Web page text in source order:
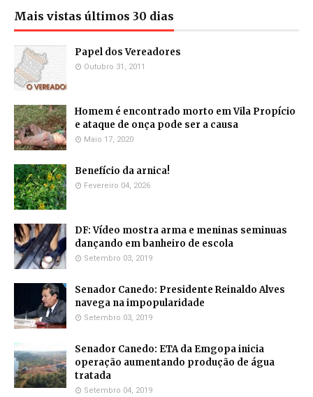
Mais vistas últimos 30 dias
Papel dos Vereadores
Outubro 31, 2011
Homem é encontrado morto em Vila Propício
e ataque de onça pode ser a causa
Maio 17, 2020
Benefício da arnica!
Fevereiro 04, 2026
DF: Vídeo mostra arma e meninas seminuas
dançando em banheiro de escola
Setembro 03, 2019
Senador Canedo: Presidente Reinaldo Alves
navega na impopularidade
Setembro 03, 2019
Senador Canedo: ETA da Emgopa inicia
operação aumentando produção de água
tratada
Setembro 04, 2019